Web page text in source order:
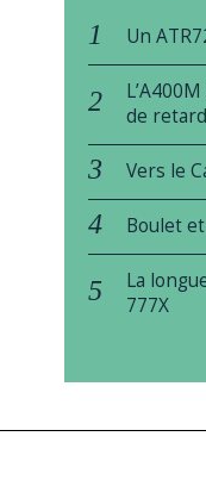
Un
de
Vers le
Boulet
La
777X